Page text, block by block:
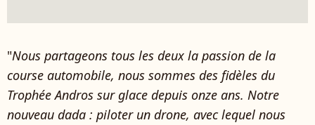
"Nous partageons tous les deux la passion de la
course automobile, nous sommes des fidèles du
Trophée Andros sur glace depuis onze ans. Notre
nouveau dada : piloter un drone, avec lequel nous